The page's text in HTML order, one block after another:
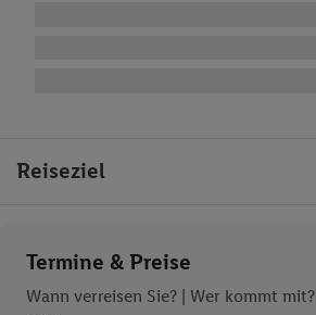
Reiseziel
Termine & Preise
Wann verreisen Sie? | Wer kommt mit?